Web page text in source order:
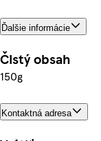
Ďalšie informácie
Čistý obsah
150g
Kontaktná adresa